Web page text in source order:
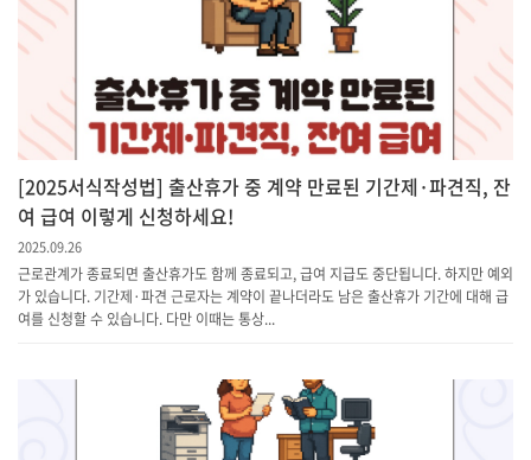
[2025서식작성법] 출산휴가 중 계약 만료된 기간제·파견직, 잔
여 급여 이렇게 신청하세요!
2025.09.26
근로관계가 종료되면 출산휴가도 함께 종료되고, 급여 지급도 중단됩니다. 하지만 예외
가 있습니다. 기간제·파견 근로자는 계약이 끝나더라도 남은 출산휴가 기간에 대해 급
여를 신청할 수 있습니다. 다만 이때는 통상...